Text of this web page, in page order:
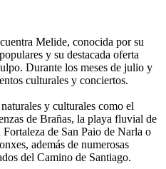
Melide, conocida por su
y su destacada oferta
Durante los meses de julio y
culturales y conciertos.
y culturales como el
de Brañas, la playa fluvial de
de San Paio de Narla o
además de numerosas
del Camino de Santiago.